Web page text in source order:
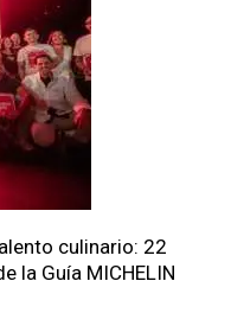
culinario: 22
la Guía MICHELIN